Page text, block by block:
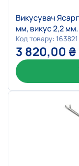
Викусувач
мм, викус 2,2 мм.
Код товару: 163821
3 820,00 ₴